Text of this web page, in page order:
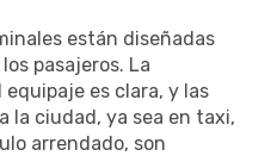
están diseñadas
pasajeros. La
es clara, y las
la ciudad, ya sea en taxi,
arrendado, son